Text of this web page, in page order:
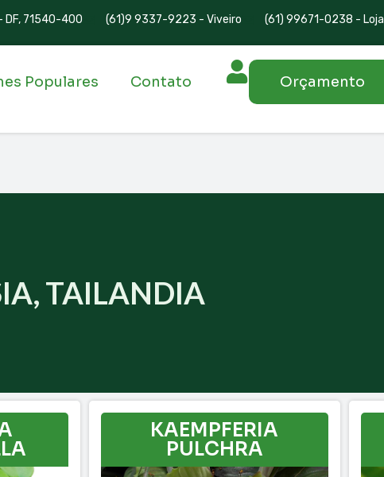
DF, 71540-400 (61)9 9337-9223 - Viveiro (61) 99671-0238 - Loja
Populares Contato Orçamento
TAILANDIA
KAEMPFERIA
PULCHRA